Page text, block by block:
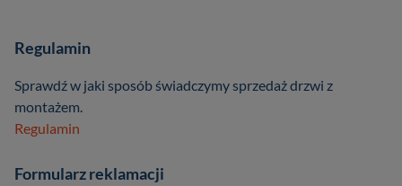
Regulamin
Sprawdź w jaki sposób świadczymy sprzedaż drzwi z
montażem.
Regulamin
Formularz reklamacji